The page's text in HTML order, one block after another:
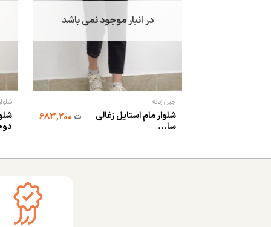
در انبار موجود نمی باشد
جین زنانه
شلوار مام استایل زغالی
سا...
ت
شلوار